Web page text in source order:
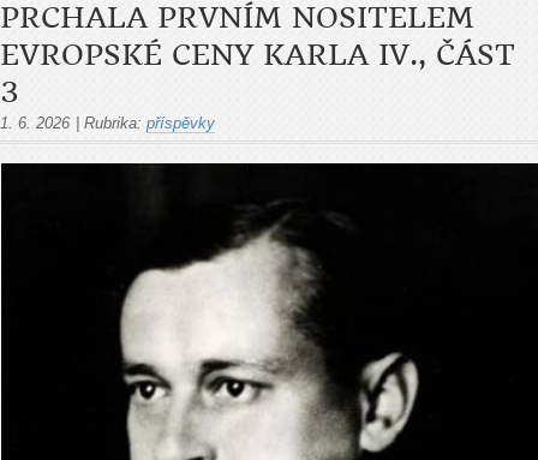
PRCHALA PRVNÍM NOSITELEM
EVROPSKÉ CENY KARLA IV., ČÁST
3
1. 6. 2026 Rubrika: příspěvky